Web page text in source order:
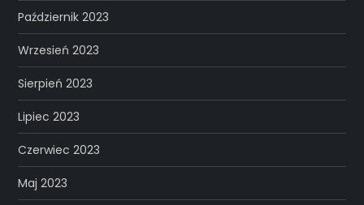
Październik 2023
Wrzesień 2023
Sierpień 2023
Lipiec 2023
Czerwiec 2023
Maj 2023